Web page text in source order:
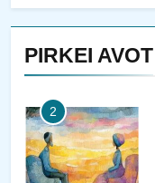
PIRKEI AVOT
2